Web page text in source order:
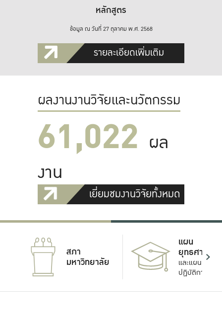
หลักสูตร
ข้อมูล ณ วันที่ 27 ตุลาคม พ.ศ. 2568
รายละเอียดเพิ่มเติม
ผลงานงานวิจัยและนวัตกรรม
61,022 ผล
งาน
เยี่ยมชมงานวิจัยทั้งหมด
สภา
มหาวิทยาลัย
แผน
ยุทธศาสตร์
และแผน
ปฏิบัติการ